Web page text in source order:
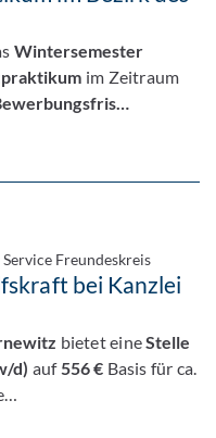
Wintersemester
im Zeitraum
Freundeskreis
bei Kanzlei
bietet eineStelle
d) auf556 € Basis für ca.